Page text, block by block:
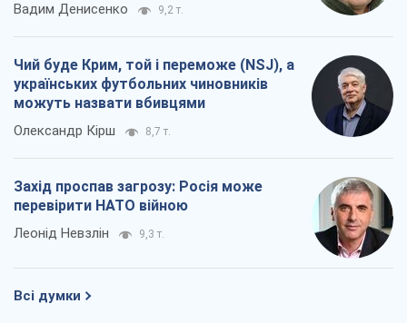
Вадим Денисенко 9,2 т.
Чий буде Крим, той і переможе (NSJ), а
українських футбольних чиновників
можуть назвати вбивцями
Олександр Кірш 8,7 т.
Захід проспав загрозу: Росія може
перевірити НАТО війною
Леонід Невзлін 9,3 т.
Всі думки